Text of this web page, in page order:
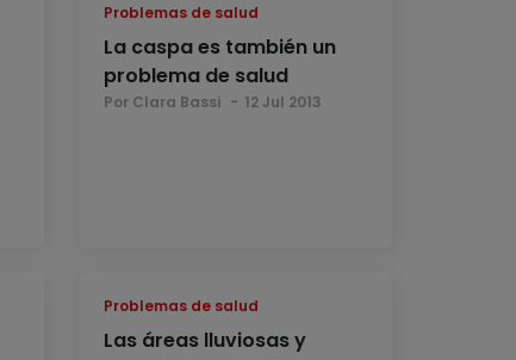
Problemas de salud
La caspa es también un
problema de salud
Por Clara Bassi 12 Jul 2013
Problemas de salud
Las áreas lluviosas y